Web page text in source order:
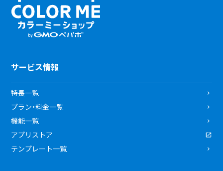
サービス情報
特長一覧
プラン・料金一覧
機能一覧
アプリストア
テンプレート一覧